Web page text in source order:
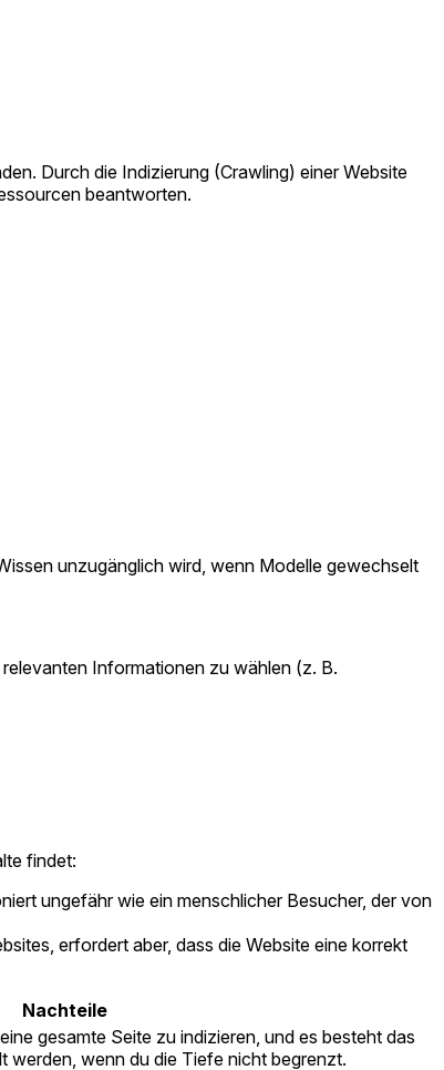
Durch die Indizierung (Crawling) einer Website
beantworten.
unzugänglich wird, wenn Modelle gewechselt
Informationen zu wählen (z. B.
findet:
ungefähr wie ein menschlicher Besucher, der von
erfordert aber, dass die Website eine korrekt
Nachteile
gesamte Seite zu indizieren, und es besteht das
werden, wenn du die Tiefe nicht begrenzt.